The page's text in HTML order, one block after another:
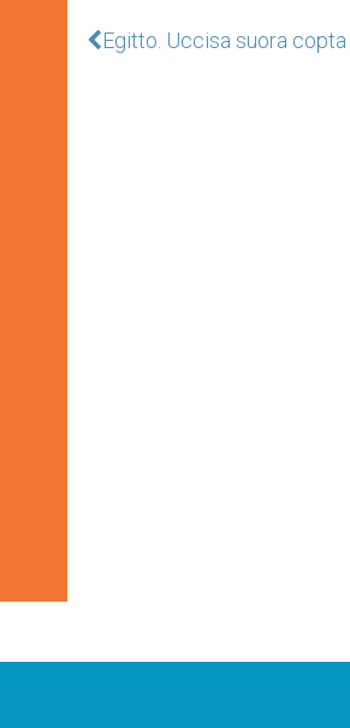
Egitto. Uccisa suora